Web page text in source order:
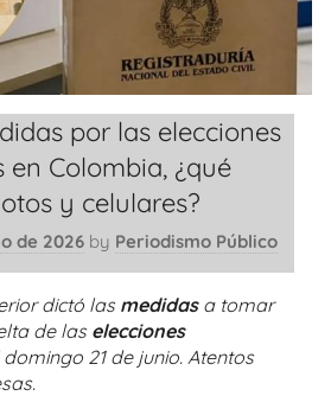
por las elecciones
en Colombia, ¿qué
y celulares?
de 2026 by Periodismo Público
dictó lasmedidasa tomar
de las elecciones
21 de junio. Atentos